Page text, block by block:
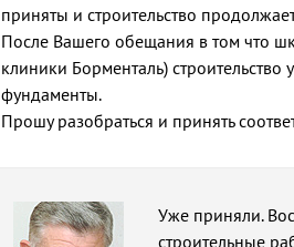
приняты и строительство
После Вашего обещания в том что
клиники Борменталь)
фундаменты.
Прошу разобраться и принять
Уже приняли.
строительные